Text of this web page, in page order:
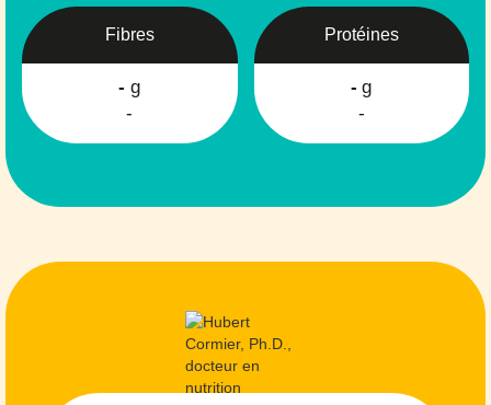
Fibres
- g
-
Protéines
- g
-